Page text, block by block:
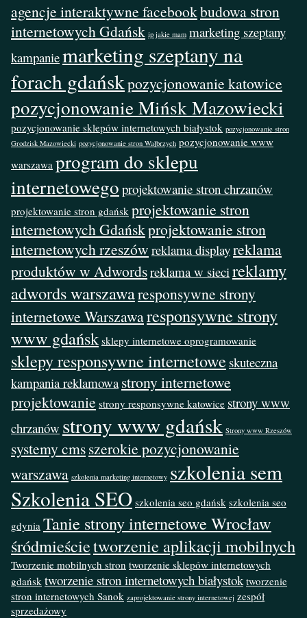
agencje interaktywne facebookbudowa stron
internetowych Gdańsk ip jakie mam marketing szeptany
kampaniemarketing szeptany na
forach gdańskpozycjonowanie katowice
pozycjonowanie Mińsk Mazowiecki
pozycjonowanie sklepów internetowych białystok pozycjonowanie stron
Grodzisk Mazowiecki pozycjonowanie stron Wałbrzych pozycjonowanie www
warszawa program do sklepu
internetowego projektowanie stron chrzanów
projektowanie stron gdańsk projektowanie stron
internetowych Gdańskprojektowanie stron
internetowych rzeszów reklama displayreklama
produktów w Adwordsreklama w sieci reklamy
adwords warszawaresponsywne strony
internetowe Warszawaresponsywne strony
www gdańsk sklepy internetowe oprogramowanie
sklepy responsywne internetowe skuteczna
kampania reklamowa strony internetowe
projektowanie strony responsywne katowice strony www
chrzanów strony www gdańsk Strony www Rzeszów
systemy cmsszerokie pozycjonowanie
warszawa szkolenia marketing internetowy szkolenia sem
Szkolenia SEO szkolenia seo gdańsk szkolenia seo
gdynia Tanie strony internetowe Wrocław
śródmieścietworzenie aplikacji mobilnych
Tworzenie mobilnych stron tworzenie sklepów internetowych
gdańsk tworzenie stron internetowych białystok tworzenie
stron internetowych Sanok zaprojektowanie strony internetowej zespół
sprzedażowy